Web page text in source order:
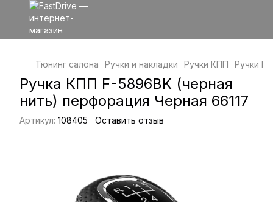
Тюнинг салона Ручки и накладки Ручки КПП Ручки
Ручка КПП F-5896BK (черная
нить) перфорация Черная 66117
Артикул: 108405 Оставить отзыв